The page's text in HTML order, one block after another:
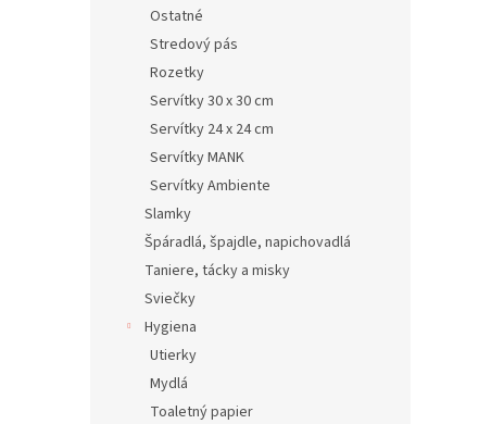
Ostatné
Stredový pás
Rozetky
Servítky 30 x 30 cm
Servítky 24 x 24 cm
Servítky MANK
Servítky Ambiente
Slamky
Špáradlá, špajdle, napichovadlá
Taniere, tácky a misky
Sviečky
Hygiena
Utierky
Mydlá
Toaletný papier